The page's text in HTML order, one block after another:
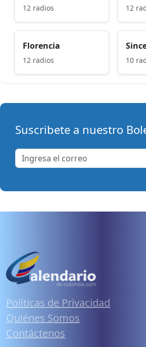
12 radios 12
Florencia
12 radios 10
Suscribete a nuestro
Políticas de Privacidad
Quiénes Somos
Contáctenos